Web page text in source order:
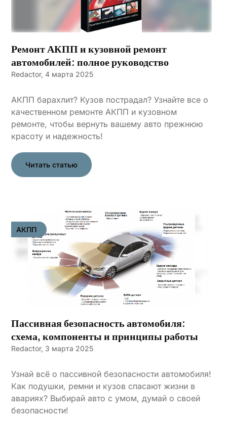
Ремонт АКПП и кузовной ремонт
автомобилей: полное руководство
Redactor, 4 марта 2025
АКПП барахлит? Кузов пострадал? Узнайте все о
качественном ремонте АКПП и кузовном
ремонте, чтобы вернуть вашему авто прежнюю
красоту и надежность!
Читать статью
АКПП
Пассивная безопасность автомобиля:
схема, компоненты и принципы работы
Redactor, 3 марта 2025
Узнай всё о пассивной безопасности автомобиля!
Как подушки, ремни и кузов спасают жизни в
авариях? Выбирай авто с умом, думай о своей
безопасности!